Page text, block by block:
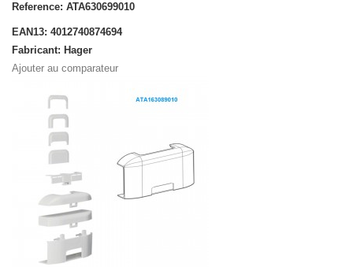
Reference: ATA630699010
EAN13: 4012740874694
Fabricant: Hager
Ajouter au comparateur